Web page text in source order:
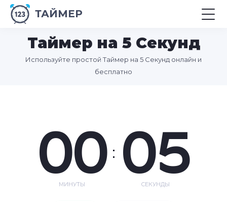
ТАЙМЕР
Таймер на 5 Секунд
Используйте простой Таймер на 5 Секунд онлайн и
бесплатно
00
МИНУТЫ
: 05
СЕКУНДЫ